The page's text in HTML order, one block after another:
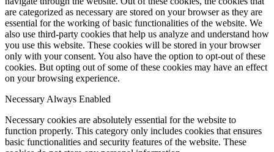
are categorized as necessary are stored on your browser as they are
essential for the working of basic functionalities of the website. We
also use third-party cookies that help us analyze and understand how
you use this website. These cookies will be stored in your browser
only with your consent. You also have the option to opt-out of these
cookies. But opting out of some of these cookies may have an effect
on your browsing experience.
Necessary Always Enabled
Necessary cookies are absolutely essential for the website to
function properly. This category only includes cookies that ensures
basic functionalities and security features of the website. These